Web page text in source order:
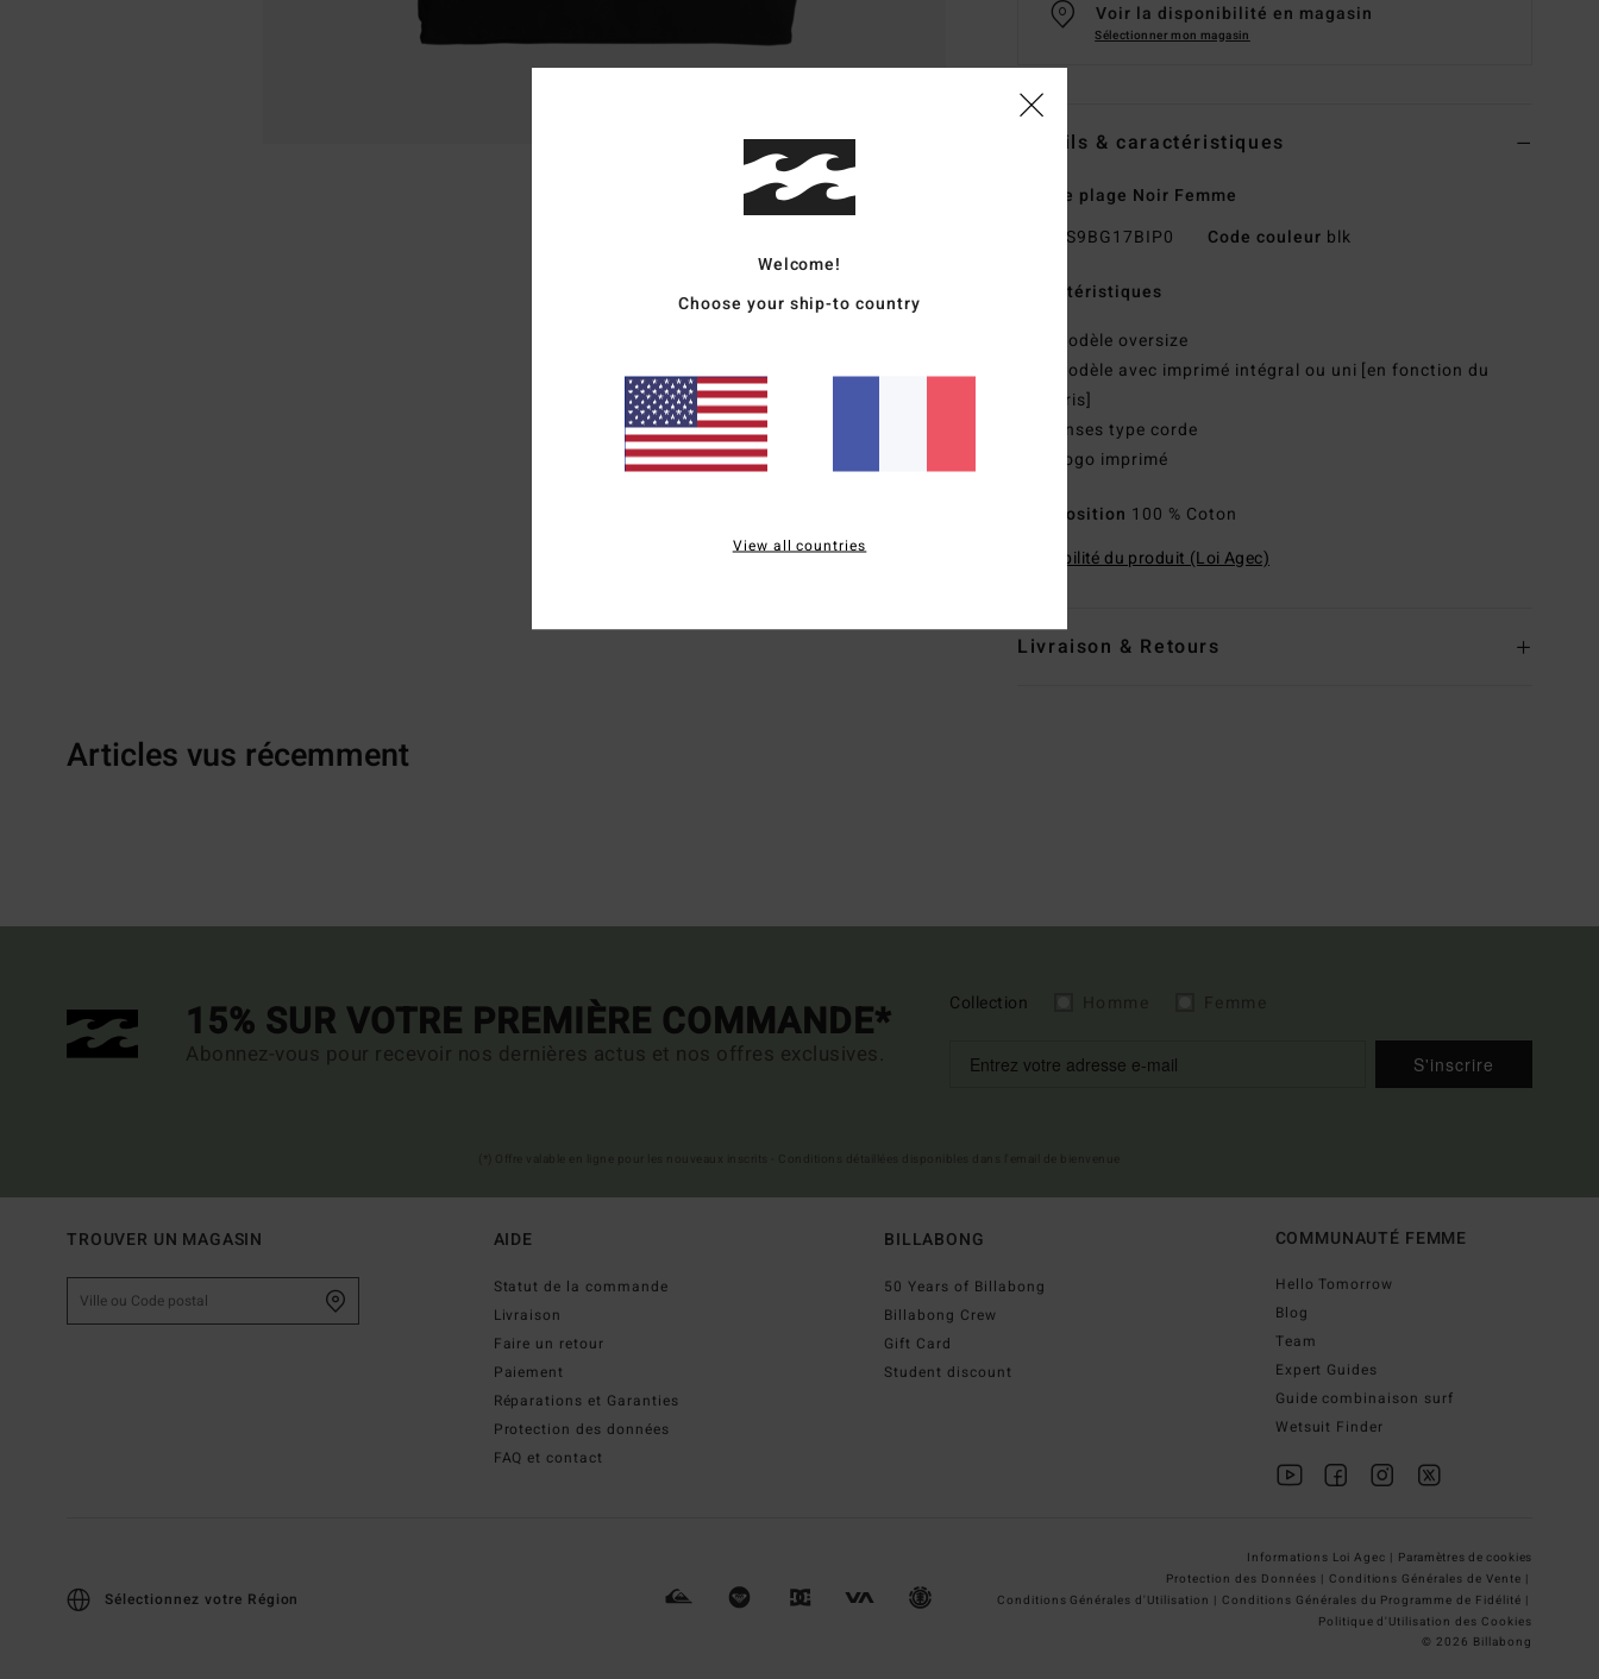
Voir la disponibilité en magasin
Sélectionner mon magasin
Details & caractéristiques
Sac de plage Noir Femme
S9BG17BIP0 Code couleur blk
Caractéristiques
Modèle oversize
Modèle avec imprimé intégral ou uni [en fonction du
coloris]
Anses type corde
Logo imprimé
Composition 100 % Coton
Traçabilité du produit (Loi Agec)
Livraison & Retours
Articles vus récemment
15% SUR VOTRE PREMIÈRE COMMANDE*
Abonnez-vous pour recevoir nos dernières actus et nos offres exclusives.
Collection
S'inscrire
TROUVER UN MAGASIN AIDE
Statut de la commande
Livraison
Faire un retour
Paiement
Réparations et Garanties
Protection des données
FAQ et contact
BILLABONG
50 Years of Billabong
Billabong Crew
Gift Card
Student discount
COMMUNAUTÉ FEMME
Hello Tomorrow
Blog
Team
Expert Guides
Guide combinaison surf
Wetsuit Finder
Sélectionnez votre Région
Informations Loi Agec | Paramètres de cookies
Protection des Données | Conditions Générales de Vente |
Conditions Générales d'Utilisation | Conditions Générales du Programme de Fidélité |
Politique d'Utilisation des Cookies
© 2026 Billabong
Welcome!
Choose your ship-to country
View all countries